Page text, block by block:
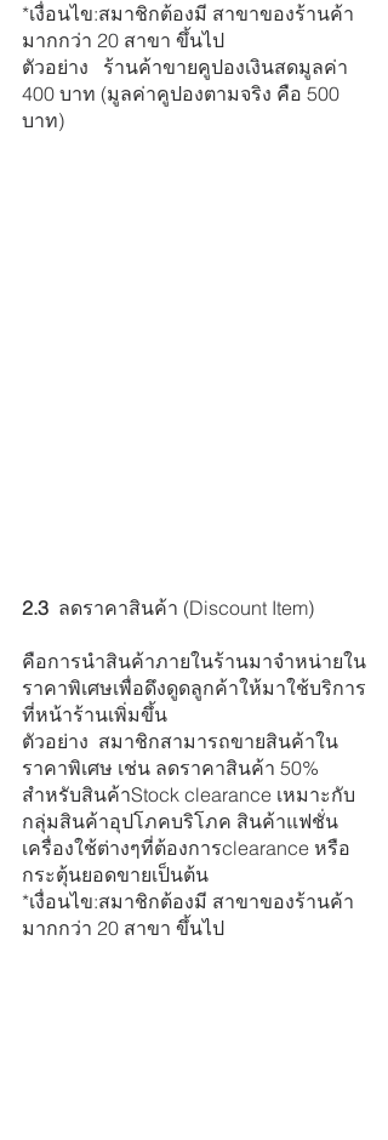
*เงื่อนไข:สมาชิกต้องมี สาขาของร้านค้า
มากกว่า 20 สาขา ขึ้นไป
ตัวอย่าง   ร้านค้าขายคูปองเงินสดมูลค่า
400 บาท (มูลค่าคูปองตามจริง คือ 500
บาท)
2.3
  ลดราคาสินค้า (Discount Item)
คือการนำสินค้าภายในร้านมาจำหน่ายใน
ราคาพิเศษเพื่อดึงดูดลูกค้าให้มาใช้บริการ
ที่หน้าร้านเพิ่มขึ้น
ตัวอย่าง  สมาชิกสามารถขายสินค้าใน
ราคาพิเศษ เช่น ลดราคาสินค้า 50%
สำหรับสินค้าStock clearance เหมาะกับ
กลุ่มสินค้าอุปโภคบริโภค สินค้าแฟชั่น
เครื่องใช้ต่างๆที่ต้องการclearance หรือ
กระตุ้นยอดขายเป็นต้น
*เงื่อนไข:สมาชิกต้องมี สาขาของร้านค้า
มากกว่า 20 สาขา ขึ้นไป